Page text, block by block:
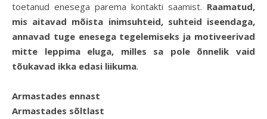
toetanud enesega parema kontakti saamist. Raamatud,
mis aitavad mõista inimsuhteid, suhteid iseendaga,
annavad tuge enesega tegelemiseks ja motiveerivad
mitte leppima eluga, milles sa pole õnnelik vaid
tõukavad ikka edasi liikuma.
Armastades ennast
Armastades sõltlast